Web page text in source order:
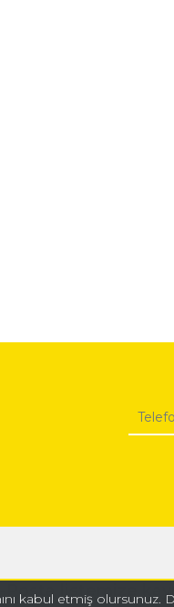
Posta listemize
kabul etmiş olursunuz.